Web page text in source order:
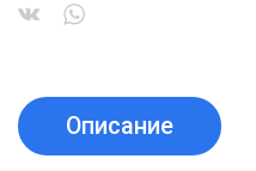
Описание